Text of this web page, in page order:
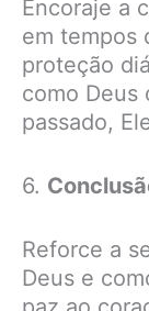
Encoraje a
em tempos
proteção
como Deus
passado,
6.
Reforce a
Deus e